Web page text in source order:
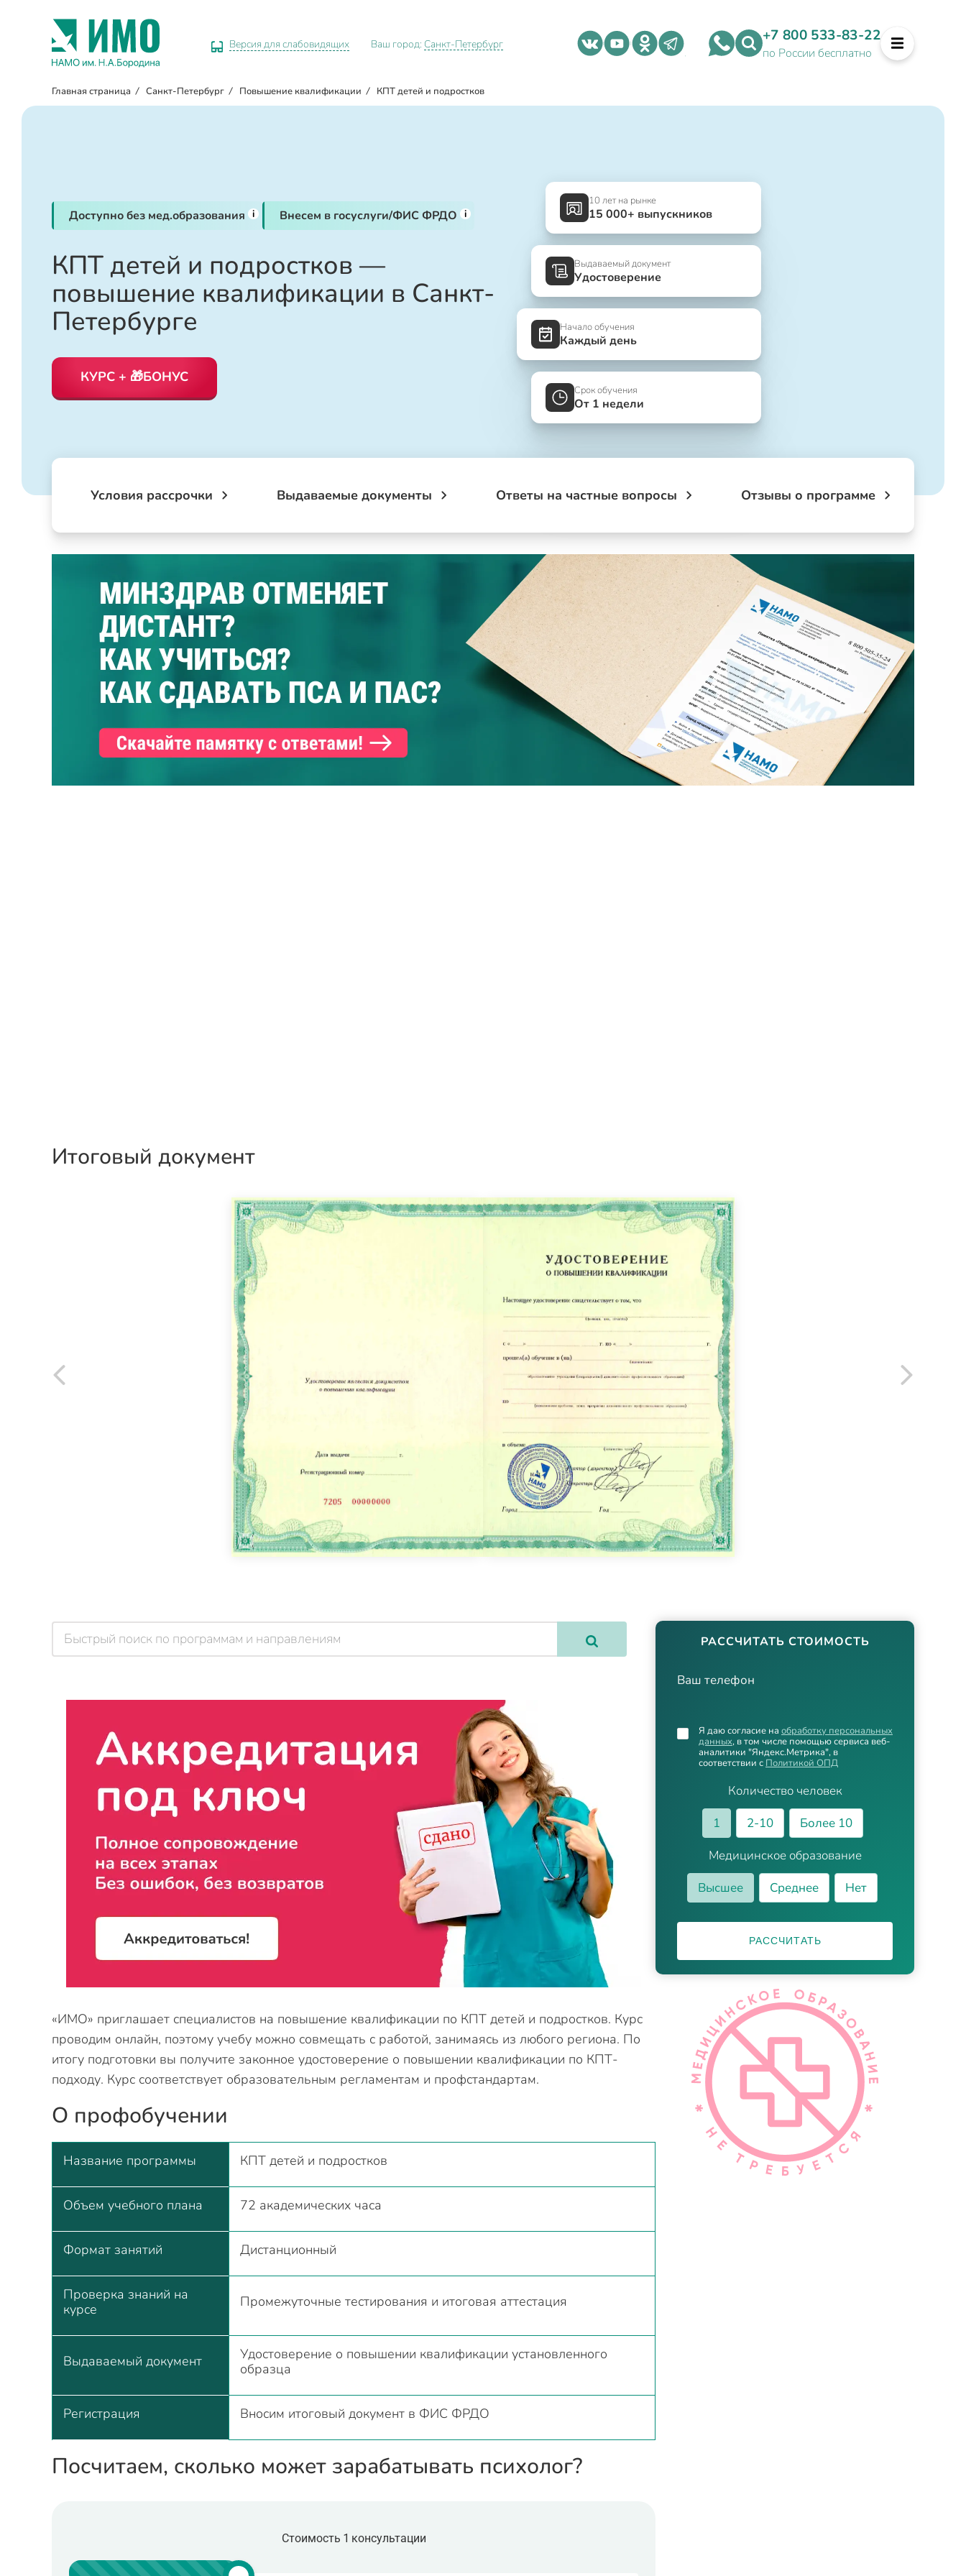
Версия для слабовидящих Ваш город: Санкт-Петербург +7 800 533-83-22
по России бесплатно
Главная страница / Санкт-Петербург / Повышение квалификации / КПТ детей и подростков
Доступно без мед.образования i Внесем в госуслуги/ФИС ФРДО i
КПТ детей и подростков —
повышение квалификации в Санкт-
Петербурге
КУРС + 🎁БОНУС
10 лет на рынке
15 000+ выпускников
Выдаваемый документ
Удостоверение
Начало обучения
Каждый день
Срок обучения
От 1 недели
Условия рассрочки Выдаваемые документы Ответы на частные вопросы Отзывы о программе
Итоговый документ
РАССЧИТАТЬ СТОИМОСТЬ
Ваш телефон
Количество человек
1
2-10
Более 10
Медицинское образование
Высшее
Среднее Нет
Я даю согласие на обработку персональных
данных, в том числе помощью сервиса веб-
аналитики "Яндекс.Метрика", в
соответствии с Политикой ОПД
РАССЧИТАТЬ
«ИМО» приглашает специалистов на повышение квалификации по КПТ детей и подростков. Курс
проводим онлайн, поэтому учебу можно совмещать с работой, занимаясь из любого региона. По
итогу подготовки вы получите законное удостоверение о повышении квалификации по КПТ-
подходу. Курс соответствует образовательным регламентам и профстандартам.
О профобучении
Название программы КПТ детей и подростков
Объем учебного плана 72 академических часа
Формат занятий Дистанционный
Проверка знаний на
курсе
Промежуточные тестирования и итоговая аттестация
Выдаваемый документ
Удостоверение о повышении квалификации установленного
образца
Регистрация Вносим итоговый документ в ФИС ФРДО
Посчитаем, сколько может зарабатывать психолог?
Стоимость 1 консультации